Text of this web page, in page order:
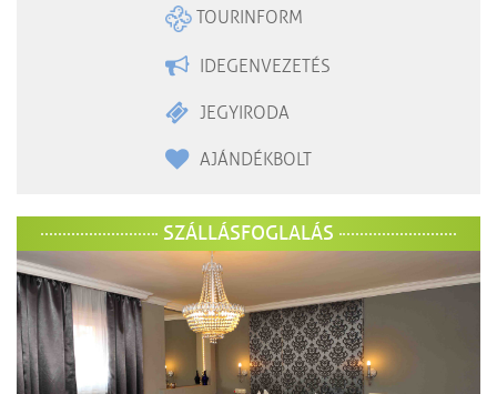
TOURINFORM
IDEGENVEZETÉS
JEGYIRODA
AJÁNDÉKBOLT
SZÁLLÁSFOGLALÁS